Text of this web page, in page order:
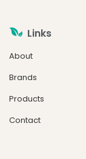
Links
About
Brands
Products
Contact